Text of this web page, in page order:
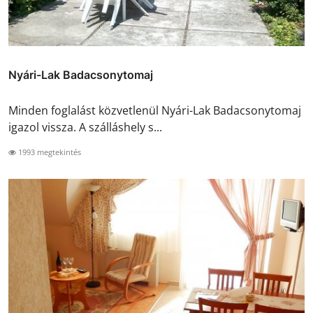
Nyári-Lak Badacsonytomaj
Minden foglalást közvetlenül Nyári-Lak Badacsonytomaj
igazol vissza. A szálláshely s...
1993 megtekintés